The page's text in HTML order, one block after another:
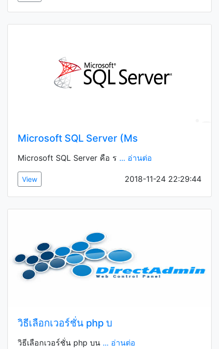
Microsoft SQL Server (Ms
Microsoft SQL Server คือ ร ... อ่านต่อ
View 2018-11-24 22:29:44
วิธีเลือกเวอร์ชั่น php บ
วิธีเลือกเวอร์ชั่น php บน ... อ่านต่อ